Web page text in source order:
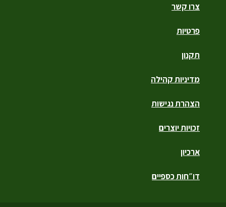
צרו קשר
פרטיות
תקנון
מדיניות קהילה
הצהרת נגישות
זכויות יוצרים
ארכיון
דו״חות כספיים